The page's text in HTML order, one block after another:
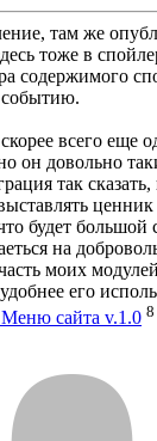
там же
тоже в
содержимого
всего еще
он довольно
так
ценник
будет
на
моих
его
сайта v.1.0 8